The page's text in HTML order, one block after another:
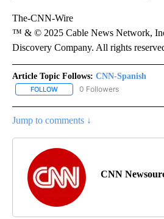
The-CNN-Wire
™ & © 2025 Cable News Network,
Discovery Company. All rights
Article Topic Follows: CNN-Spanish
FOLLOW FOLLOW "CNN-SPANISH" TO
0 Followers
Jump to comments ↓
CNN